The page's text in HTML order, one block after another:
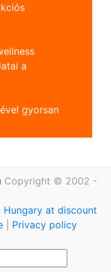
a
gyorsan
Copyright © 2002 -
at discount
Privacy policy